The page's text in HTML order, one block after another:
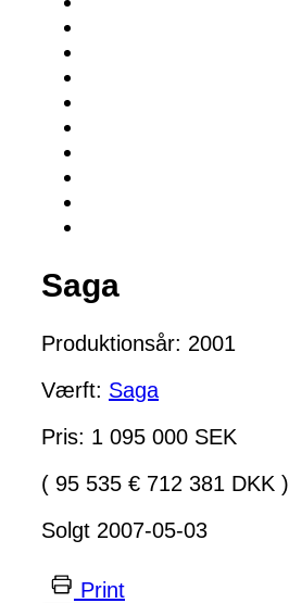
Saga
Produktionsår: 2001
Værft: Saga
Pris: 1 095 000 SEK
( 95 535 € 712 381 DKK )
Solgt 2007-05-03
Print